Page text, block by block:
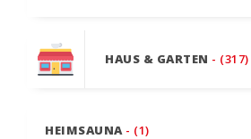
HAUS & GARTEN - (317)
HEIMSAUNA - (1)